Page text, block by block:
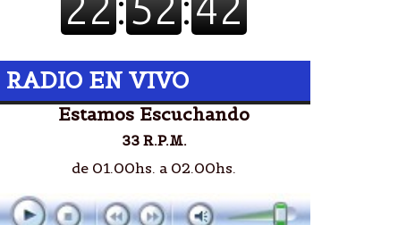
RADIO EN VIVO
Estamos Escuchando
33 R.P.M.
de 01.00hs. a 02.00hs.